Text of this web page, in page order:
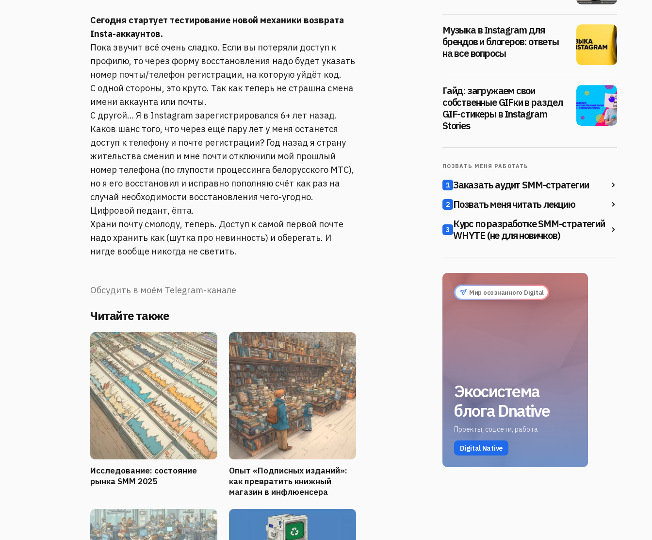
Сегодня стартует тестирование новой механики возврата
Insta-аккаунтов.
Пока звучит всё очень сладко. Если вы потеряли доступ к
профилю, то через форму восстановления надо будет указать
номер почты/телефон регистрации, на которую уйдёт код.
С одной стороны, это круто. Так как теперь не страшна смена
имени аккаунта или почты.
С другой… Я в Instagram зарегистрировался 6+ лет назад.
Каков шанс того, что через ещё пару лет у меня останется
доступ к телефону и почте регистрации? Год назад я страну
жительства сменил и мне почти отключили мой прошлый
номер телефона (по глупости процессинга белорусского МТС),
но я его восстановил и исправно пополняю счёт как раз на
случай необходимости восстановления чего-угодно.
Цифровой педант, ёпта.
Храни почту смолоду, теперь. Доступ к самой первой почте
надо хранить как (шутка про невинность) и оберегать. И
нигде вообще никогда не светить.
Обсудить в моём Telegram-канале
Читайте также
Исследование: состояние
рынка SMM 2025
Опыт «Подписных изданий»:
как превратить книжный
магазин в инфлюенсера
Музыка в Instagram для
брендов и блогеров: ответы
на все вопросы
Гайд: загружаем свои
собственные GIFки в раздел
GIF-стикеры в Instagram
Stories
ПОЗВАТЬ МЕНЯ РАБОТАТЬ
1 Заказать аудит SMM-стратегии
2 Позвать меня читать лекцию
3 Курс по разработке SMM-стратегий
WHYTE (не для новичков)
Мир осознанного Digital
Экосистема
блога Dnative
Проекты, соцсети, работа
Digital Native